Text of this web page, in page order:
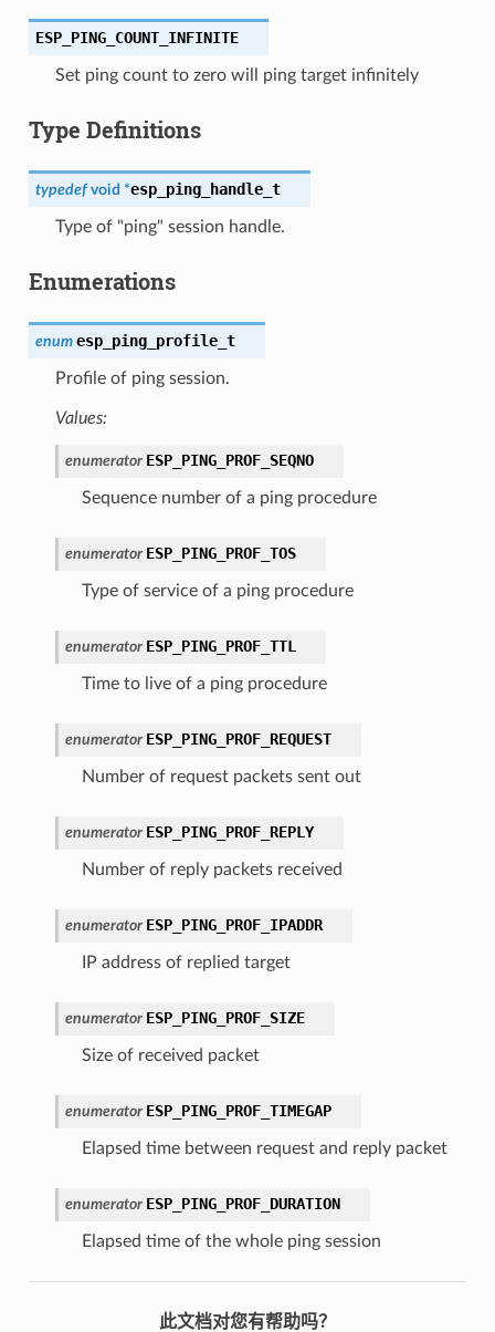
ESP_PING_COUNT_INFINITE
Set ping count to zero will ping target infinitely
Type Definitions
typedef void *esp_ping_handle_t
Type of "ping" session handle.
Enumerations
enum esp_ping_profile_t
Profile of ping session.
Values:
enumerator ESP_PING_PROF_SEQNO
Sequence number of a ping procedure
enumerator ESP_PING_PROF_TOS
Type of service of a ping procedure
enumerator ESP_PING_PROF_TTL
Time to live of a ping procedure
enumerator ESP_PING_PROF_REQUEST
Number of request packets sent out
enumerator ESP_PING_PROF_REPLY
Number of reply packets received
enumerator ESP_PING_PROF_IPADDR
IP address of replied target
enumerator ESP_PING_PROF_SIZE
Size of received packet
enumerator ESP_PING_PROF_TIMEGAP
Elapsed time between request and reply packet
enumerator ESP_PING_PROF_DURATION
Elapsed time of the whole ping session
此文档对您有帮助吗？